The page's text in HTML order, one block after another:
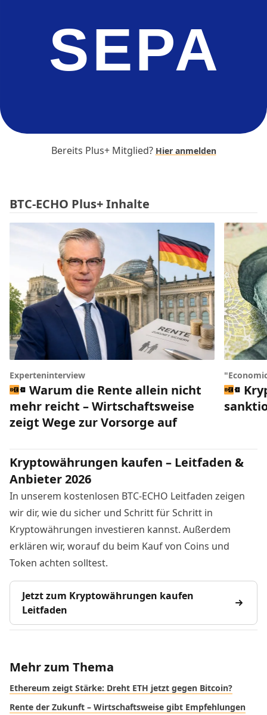
SEPA
Bereits Plus+ Mitglied? Hier anmelden
BTC-ECHO Plus+ Inhalte
Experteninterview
Warum die Rente allein nicht
mehr reicht – Wirtschaftsweise
zeigt Wege zur Vorsorge auf
Kryptowährungen kaufen – Leitfaden &
Anbieter 2026
In unserem kostenlosen BTC-ECHO Leitfaden zeigen
wir dir, wie du sicher und Schritt für Schritt in
Kryptowährungen investieren kannst. Außerdem
erklären wir, worauf du beim Kauf von Coins und
Token achten solltest.
Jetzt zum Kryptowährungen kaufen
Leitfaden
Mehr zum Thema
Ethereum zeigt Stärke: Dreht ETH jetzt gegen Bitcoin?
Rente der Zukunft – Wirtschaftsweise gibt Empfehlungen